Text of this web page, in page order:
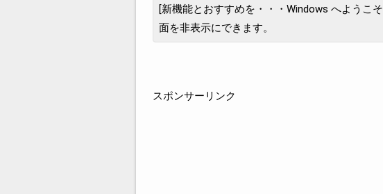
[新機能とおすすめを・・・Windows へようこ
面を非表示にできます。
スポンサーリンク